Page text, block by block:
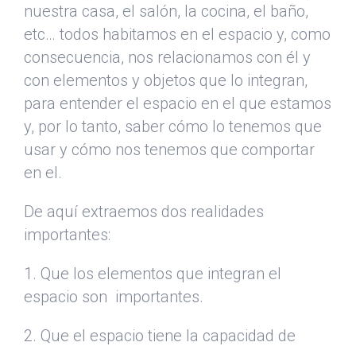
nuestra casa, el salón, la cocina, el baño,
etc… todos habitamos en el espacio y, como
consecuencia, nos relacionamos con él y
con elementos y objetos que lo integran,
para entender el espacio en el que estamos
y, por lo tanto, saber cómo lo tenemos que
usar y cómo nos tenemos que comportar
en el.
De aquí extraemos dos realidades
importantes:
1. Que los elementos que integran el
espacio son importantes.
2. Que el espacio tiene la capacidad de